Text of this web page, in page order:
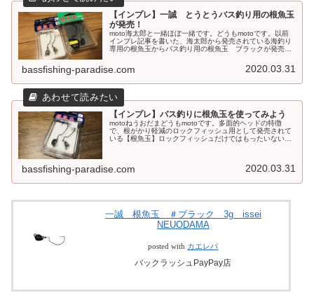
【インプレ】一誠 とうとうバス釣り用の根魚玉
が発売！
moto海太郎と一緒ほぼ一緒です。どうもmotoです。以前
インプレ記事を書いた、海太郎から発売されている海釣り
専用の根魚玉からバス釣り用の根魚玉 ブラックが発売さ
bassfishing-paradise.com 2020.03.31
【インプレ】バス釣りに根魚玉を使ってみよう
motoねうおだまどうもmotoです。多面的ヘッドの特徴
で、根がかり軽減のロックフィッシュ用として発売されて
いる【根魚玉】ロックフィッシュだけではもったいない！
bassfishing-paradise.com 2020.03.31
一誠 根魚玉 ＃ブラック 3g issei
NEUODAMA
posted with カエレバ
バックラッシュPayPay店